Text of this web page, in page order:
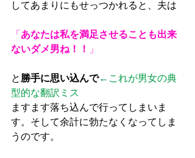
してあまりにもせっつかれると、夫は
「あなたは私を満足させることも出来
ないダメ男ね！！ 」
と勝手に思い込んで←これが男女の典
型的な翻訳ミス
ますます落ち込んで行ってしまいま
す。そして余計に勃たなくなってしま
うのです。